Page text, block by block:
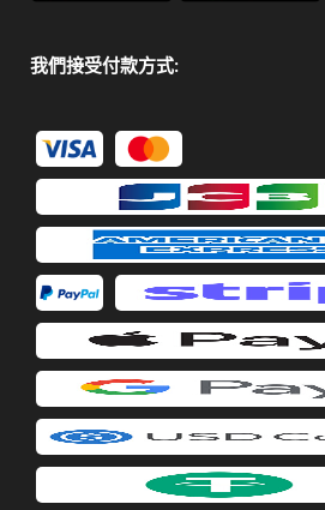
我們接受付款方式: